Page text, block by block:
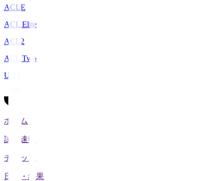
ACLE
ACL Elite
ACL2
ACL Two
U-21
ホーム
試合速報
チケット
日程・結果